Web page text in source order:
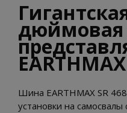
дюймовая
Шина EARTHMAX SR
установки на